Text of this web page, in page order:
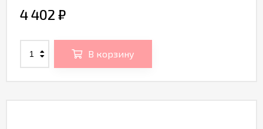
4 402 ₽
В корзину